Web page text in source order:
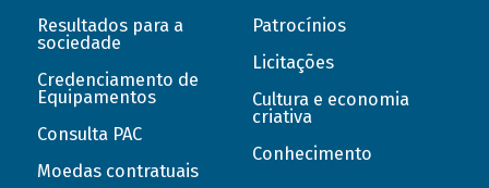
Resultados para a
sociedade
Credenciamento de
Equipamentos
Consulta PAC
Moedas contratuais
Patrocínios
Licitações
Cultura e economia
criativa
Conhecimento